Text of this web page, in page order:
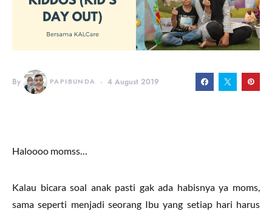
By PAPIBUNDA 4 August 2019
Haloooo momss…
Kalau bicara soal anak pasti gak ada habisnya ya moms,
sama seperti menjadi seorang Ibu yang setiap hari harus